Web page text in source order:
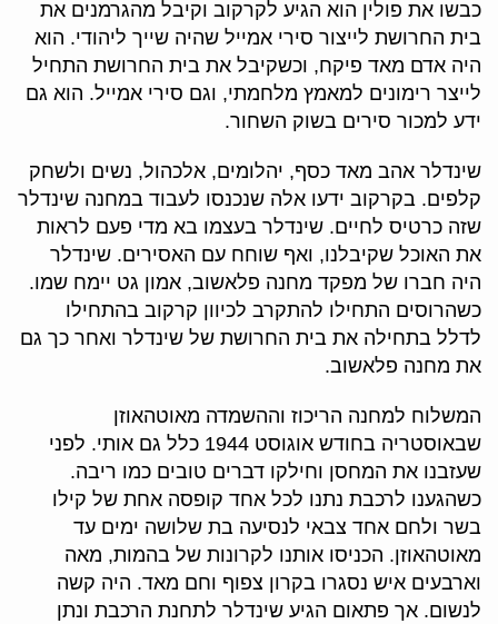
כבשו את פולין הוא הגיע לקרקוב וקיבל מהגרמנים את
בית החרושת לייצור סירי אמייל שהיה שייך ליהודי. הוא
היה אדם מאד פיקח, וכשקיבל את בית החרושת התחיל
לייצר רימונים למאמץ מלחמתי, וגם סירי אמייל. הוא גם
ידע למכור סירים בשוק השחור.
שינדלר אהב מאד כסף, יהלומים, אלכהול, נשים ולשחק
קלפים. בקרקוב ידעו אלה שנכנסו לעבוד במחנה שינדלר
שזה כרטיס לחיים. שינדלר בעצמו בא מדי פעם לראות
את האוכל שקיבלנו, ואף שוחח עם האסירים. שינדלר
היה חברו של מפקד מחנה פלאשוב, אמון גט יימח שמו.
כשהרוסים התחילו להתקרב לכיוון קרקוב בהתחילו
לדלל בתחילה את בית החרושת של שינדלר ואחר כך גם
את מחנה פלאשוב.
המשלוח למחנה הריכוז וההשמדה מאוטהאוזן
שבאוסטריה בחודש אוגוסט 1944 כלל גם אותי. לפני
שעזבנו את המחסן וחילקו דברים טובים כמו ריבה.
כשהגענו לרכבת נתנו לכל אחד קופסה אחת של קילו
בשר ולחם אחד צבאי לנסיעה בת שלושה ימים עד
מאוטהאוזן. הכניסו אותנו לקרונות של בהמות, מאה
וארבעים איש נסגרו בקרון צפוף וחם מאד. היה קשה
לנשום. אך פתאום הגיע שינדלר לתחנת הרכבת ונתן